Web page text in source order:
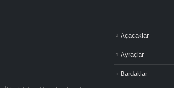
Açacaklar
Ayraçlar
Bardaklar